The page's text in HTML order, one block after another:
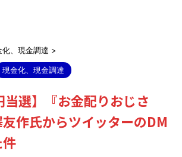
化、現金調達 >
現金化、現金調達
当選】『お金配りおじさ
作氏からツイッターのDM